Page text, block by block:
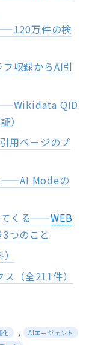
万件の検
収録からAI引
QID
）
用ページのプ
——AI Modeの
てくる——WEB
つのこと
（全211件）
, AIエージェント